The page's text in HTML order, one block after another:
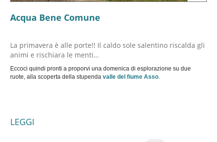
Acqua Bene Comune
La primavera è alle porte!! Il caldo sole salentino riscalda gli
animi e rischiara le menti…
Eccoci quindi pronti a proporvi una domenica di esplorazione su due
ruote, alla scoperta della stupenda valle del fiume Asso
LEGGI